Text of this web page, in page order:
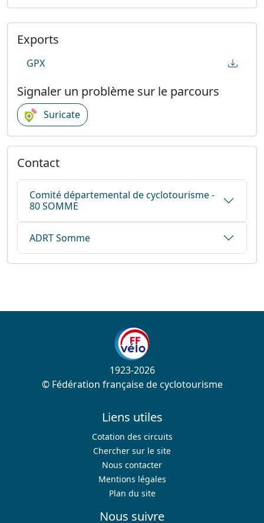
Exports
GPX
Signaler un problème sur le parcours
Suricate
Contact
Comité départemental de cyclotourisme -
80 SOMME
ADRT Somme
1923-2026
© Fédération française de cyclotourisme
Liens utiles
Cotation des circuits
Chercher sur le site
Nous contacter
Mentions légales
Plan du site
Nous suivre